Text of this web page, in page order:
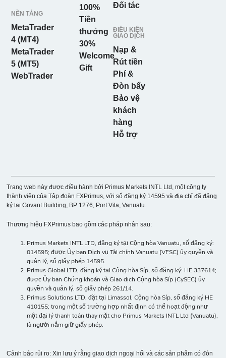
NỀN TẢNG
MetaTrader
4 (MT4)
MetaTrader
5 (MT5)
WebTrader
100%
Tiền
thưởng
30%
Welcome
Gift
Đối tác
ĐIỀU KIỆN
GIAO DỊCH
Nạp &
Rút tiền
Phí &
Đòn bẩy
Bảo vệ
khách
hàng
Hỗ trợ
Trang web này được điều hành bởi Primus Markets INTL Ltd, một công ty
thành viên của Tập đoàn FXPrimus, với số đăng ký 14595 và địa chỉ đã đăng
ký tại Govant Building, BP 1276, Port Vila, Vanuatu.
Thương hiệu FXPrimus bao gồm các pháp nhân sau:
Primus Markets INTL LTD, đăng ký tại Cộng hòa Vanuatu, số đăng ký:
014595; được Ủy ban Dịch vụ Tài chính Vanuatu (VFSC) ủy quyền và
quản lý, số giấy phép 14595.
Primus Global LTD, đăng ký tại Cộng hòa Síp, số đăng ký: HE 337614;
được Ủy ban Chứng khoán và Giao dịch Cộng hòa Síp (CySEC) ủy
quyền và quản lý, số giấy phép 261/14.
Primus Solutions LTD, đặt tại Limassol, Cộng hòa Síp, số đăng ký HE
410155; trong một số trường hợp nhất định có thể hoạt động như
một đại lý thanh toán thay mặt cho Primus Markets INTL Ltd (Vanuatu),
là người nắm giữ giấy phép.
Cảnh báo rủi ro: Xin lưu ý rằng giao dịch ngoại hối và các sản phẩm có đòn